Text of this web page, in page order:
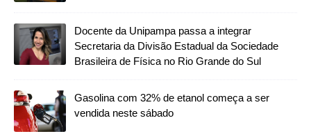
Docente da Unipampa passa a integrar
Secretaria da Divisão Estadual da Sociedade
Brasileira de Física no Rio Grande do Sul
Gasolina com 32% de etanol começa a ser
vendida neste sábado